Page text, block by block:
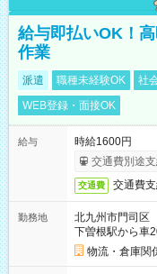
給与即払いOK！
作業
派遣 職種未経験OK 社
WEB登録・面接OK
給与
時給1600円
交通費別途支
交通費 交通費支
勤務地
北九州市門司区
下曽根駅から車
物流・倉庫関